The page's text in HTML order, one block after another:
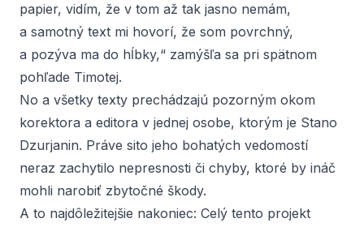
papier, vidím, že v tom až tak jasno nemám,
a samotný text mi hovorí, že som povrchný,
a pozýva ma do hĺbky,“ zamýšľa sa pri spätnom
pohľade Timotej.
No a všetky texty prechádzajú pozorným okom
korektora a editora v jednej osobe, ktorým je Stano
Dzurjanin. Práve sito jeho bohatých vedomostí
neraz zachytilo nepresnosti či chyby, ktoré by ináč
mohli narobiť zbytočné škody.
A to najdôležitejšie nakoniec: Celý tento projekt